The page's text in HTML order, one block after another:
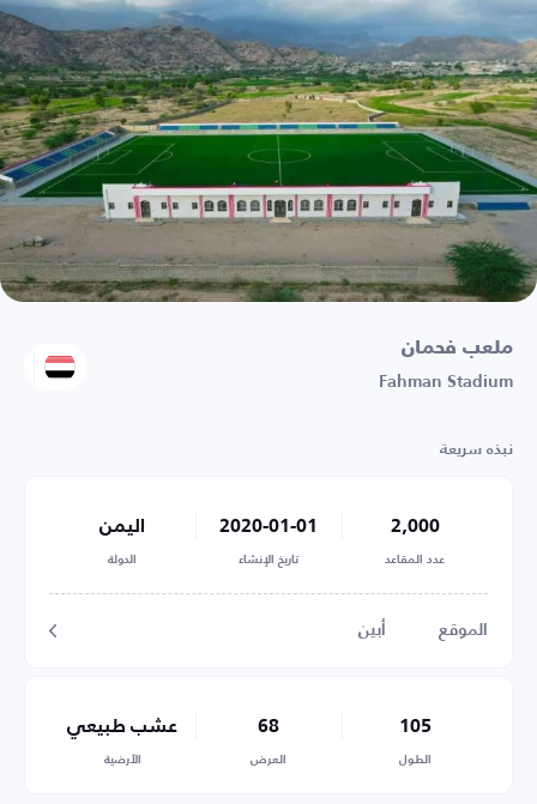
ملعب فحمان
Fahman Stadium
نبذه سريعة
2,000
عدد المقاعد
2020-01-01
تاريخ الإنشاء
اليمن
الدولة
الموقع أبين
105
الطول
68
العرض
عشب طبيعي
الأرضية